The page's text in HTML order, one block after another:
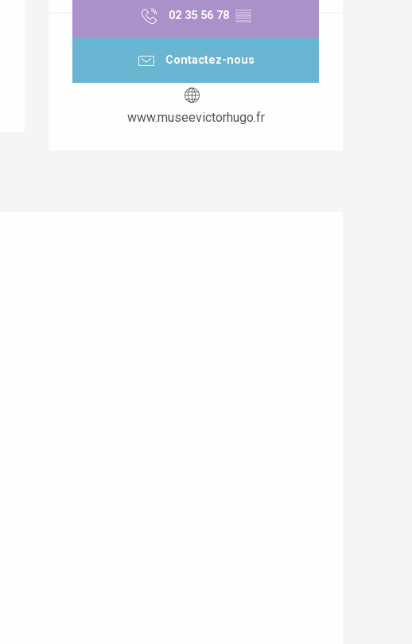
02 35 56 78 ▒▒
Contactez-nous
www.museevictorhugo.fr